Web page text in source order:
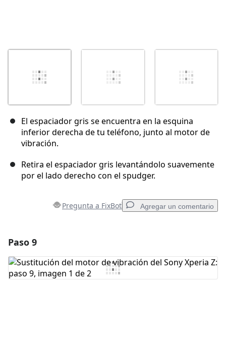
El espaciador gris se encuentra en la esquina
inferior derecha de tu teléfono, junto al motor de
vibración.
Retira el espaciador gris levantándolo suavemente
por el lado derecho con el spudger.
Pregunta a FixBot Agregar un comentario
Agregar Comentario
Paso 9